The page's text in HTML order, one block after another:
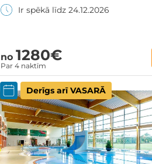
Ir spēkā līdz 24.12.2026
no 1280€
Par 4 naktīm
Derīgs arī VASARĀ